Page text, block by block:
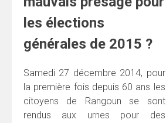
les élections
générales de 2015 ?
Samedi 27 décembre 2014, pour
la première fois depuis 60 ans les
citoyens de Rangoun se sont
rendus aux urnes pour des